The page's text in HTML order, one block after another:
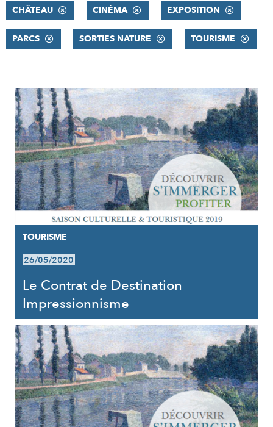
CHÂTEAU CINÉMA EXPOSITION
PARCS SORTIES NATURE TOURISME
RÉSULTATS
TOURISME
26/05/2020
Le Contrat de Destination
Impressionnisme